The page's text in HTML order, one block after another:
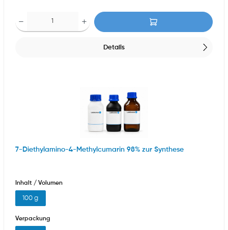
Details
7-Diethylamino-4-Methylcumarin 98% zur Synthese
Inhalt / Volumen
100 g
Verpackung